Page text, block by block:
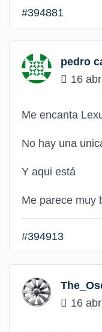
#394881
pedro
16
Me encanta
No hay una
Y aqui está
Me parece muy
#394913
16